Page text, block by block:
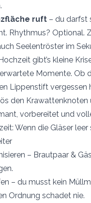
ruft – du darfst
Rhythmus? Optional.
Seelentröster im
gibt’s kleine
Momente. Ob
Lippenstift vergessen
den Krawattenknoten
vorbereitet und
Wenn die Gläser leer
– Brautpaar &
– du musst kein
Ordnung schadet nie.